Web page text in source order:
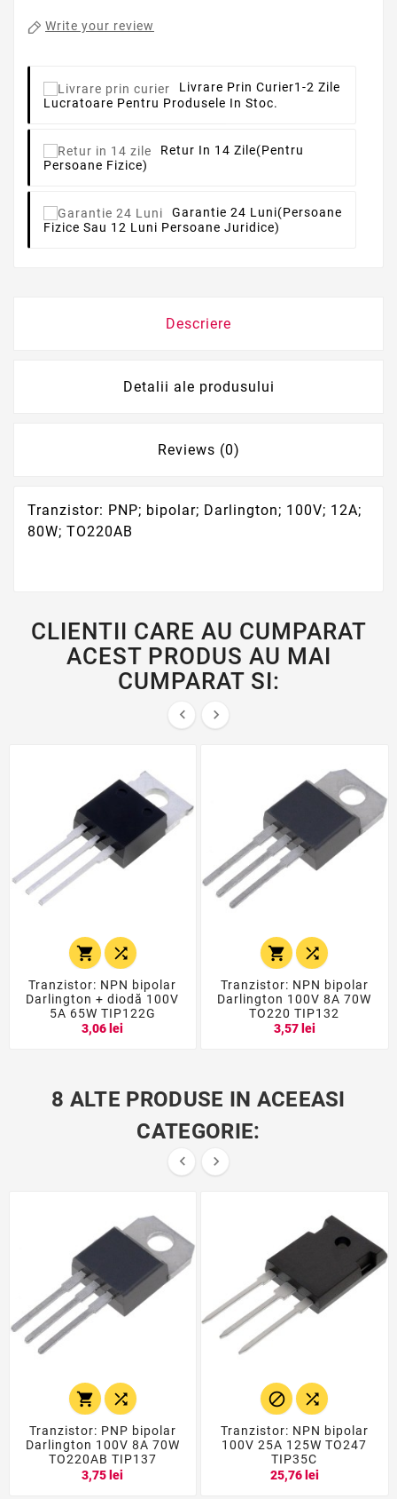
Write your review
Livrare Prin Curier1-2 Zile
Lucratoare Pentru Produsele In Stoc.
Retur In 14 Zile(pentru
Persoane Fizice)
Garantie 24 Luni(persoane
Fizice Sau 12 Luni Persoane Juridice)
Descriere
Detalii ale produsului
Reviews (0)
Tranzistor: PNP; bipolar; Darlington; 100V; 12A;
80W; TO220AB
CLIENTII CARE AU CUMPARAT
ACEST PRODUS AU MAI
CUMPARAT SI:
 
 
Tranzistor: NPN bipolar
Darlington + diodă 100V
5A 65W TIP122G
3,06 lei
 
Tranzistor: NPN bipolar
Darlington 100V 8A 70W
TO220 TIP132
3,57 lei
8 ALTE PRODUSE IN ACEEASI
CATEGORIE:
 
 
Tranzistor: PNP bipolar
Darlington 100V 8A 70W
TO220AB TIP137
3,75 lei
 
Tranzistor: NPN bipolar
100V 25A 125W TO247
TIP35C
25,76 lei